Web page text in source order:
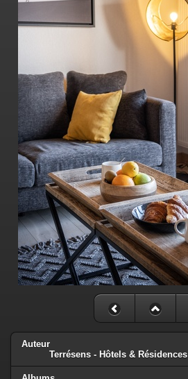
Auteur
Terrésens - Hôtels & Résidences